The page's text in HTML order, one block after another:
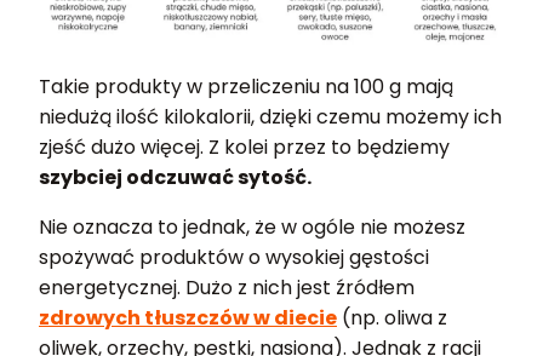
Takie produkty w przeliczeniu na 100 g mają
niedużą ilość kilokalorii, dzięki czemu możemy ich
zjeść dużo więcej. Z kolei przez to będziemy
szybciej odczuwać sytość.
Nie oznacza to jednak, że w ogóle nie możesz
spożywać produktów o wysokiej gęstości
energetycznej. Dużo z nich jest źródłem
zdrowych tłuszczów w diecie (np. oliwa z
oliwek, orzechy, pestki, nasiona). Jednak z racji